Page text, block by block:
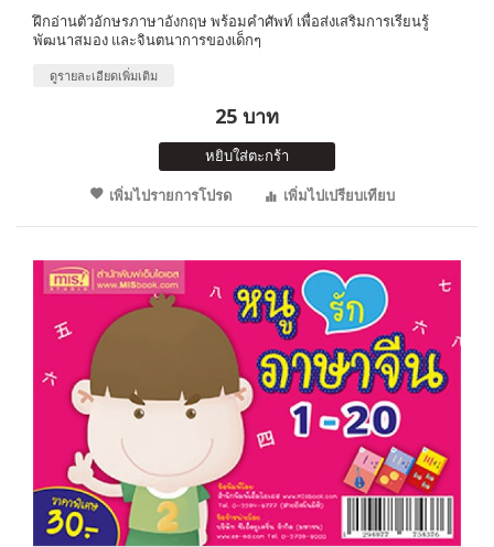
ฝึกอ่านตัวอักษรภาษาอังกฤษ พร้อมคำศัพท์ เพื่อส่งเสริมการเรียนรู้
พัฒนาสมอง และจินตนาการของเด็กๆ
ดูรายละเอียดเพิ่มเติม
25 บาท
หยิบใส่ตะกร้า
เพิ่มไปรายการโปรด
เพิ่มไปเปรียบเทียบ